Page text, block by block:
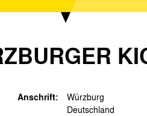
Anschrift:
Würzburg
Deutschland